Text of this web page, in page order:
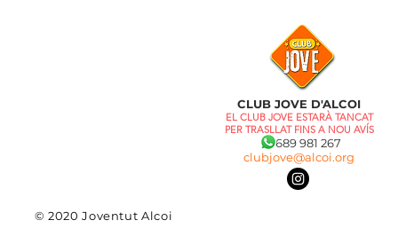
© 2020 Joventut Alcoi
CLUB JOVE D'ALCOI
EL CLUB JOVE ESTARÀ TANCAT
PER TRASLLAT FINS A NOU AVÍS
689 981 267
clubjove@alcoi.org